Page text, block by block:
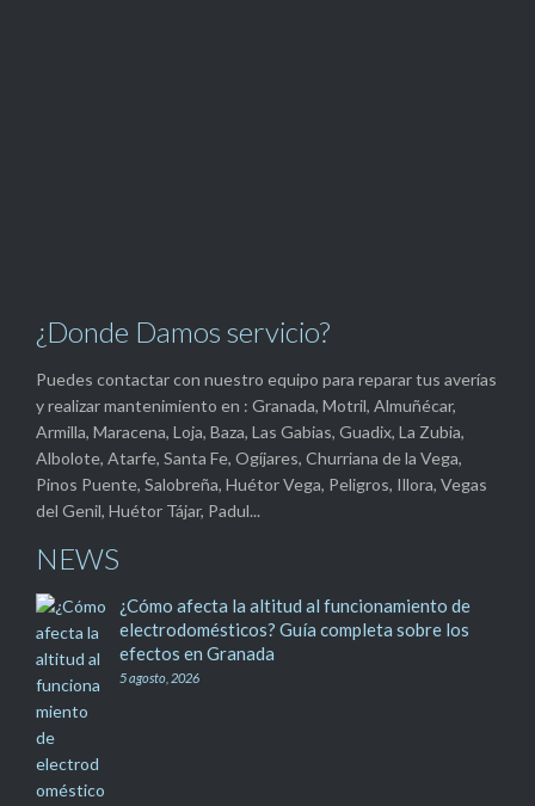
¿Donde Damos servicio?
Puedes contactar con nuestro equipo para reparar tus averías
y realizar mantenimiento en : Granada, Motril, Almuñécar,
Armilla, Maracena, Loja, Baza, Las Gabias, Guadix, La Zubia,
Albolote, Atarfe, Santa Fe, Ogíjares, Churriana de la Vega,
Pinos Puente, Salobreña, Huétor Vega, Peligros, Illora, Vegas
del Genil, Huétor Tájar, Padul...
NEWS
¿Cómo afecta la altitud al funcionamiento de
electrodomésticos? Guía completa sobre los
efectos en Granada
5 agosto, 2026